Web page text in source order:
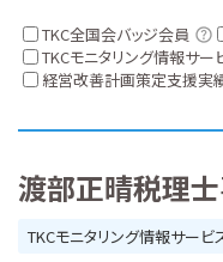
TKC全国会バッジ会員
TKCモニタリング情報サー
経営改善計画策定支援実
渡部正晴税理
TKCモニタリング情報サービ